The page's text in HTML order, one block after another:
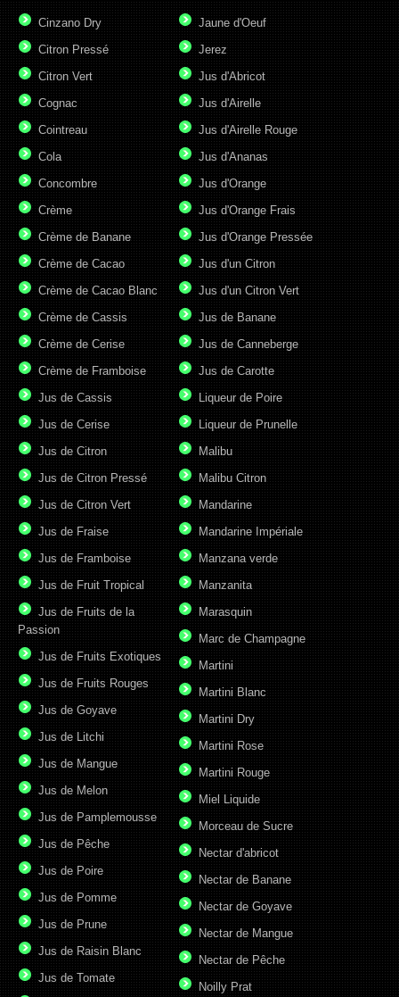
Cinzano Dry
Citron Pressé
Citron Vert
Cognac
Cointreau
Cola
Concombre
Crème
Crème de Banane
Crème de Cacao
Crème de Cacao Blanc
Crème de Cassis
Crème de Cerise
Crème de Framboise
Jaune d'Oeuf
Jerez
Jus d'Abricot
Jus d'Airelle
Jus d'Airelle Rouge
Jus d'Ananas
Jus d'Orange
Jus d'Orange Frais
Jus d'Orange Pressée
Jus d'un Citron
Jus d'un Citron Vert
Jus de Banane
Jus de Canneberge
Jus de Carotte
Jus de Cassis
Jus de Cerise
Jus de Citron
Jus de Citron Pressé
Jus de Citron Vert
Jus de Fraise
Jus de Framboise
Jus de Fruit Tropical
Jus de Fruits de la
Passion
Jus de Fruits Exotiques
Jus de Fruits Rouges
Jus de Goyave
Jus de Litchi
Jus de Mangue
Jus de Melon
Jus de Pamplemousse
Jus de Pêche
Jus de Poire
Jus de Pomme
Jus de Prune
Jus de Raisin Blanc
Jus de Tomate
Liqueur de Poire
Liqueur de Prunelle
Malibu
Malibu Citron
Mandarine
Mandarine Impériale
Manzana verde
Manzanita
Marasquin
Marc de Champagne
Martini
Martini Blanc
Martini Dry
Martini Rose
Martini Rouge
Miel Liquide
Morceau de Sucre
Nectar d'abricot
Nectar de Banane
Nectar de Goyave
Nectar de Mangue
Nectar de Pêche
Noilly Prat